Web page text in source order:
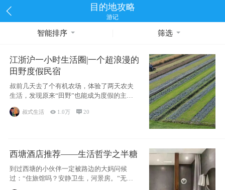
目的地攻略
游记
智能排序 筛选
江浙沪一小时生活圈|一个超浪漫的
田野度假民宿
叔前几天去了个有机农场，体验了两天农夫
生活，发现原来“田野”也能成为度假的主旋
律。江
叔式生活  1.0万 20
西塘酒店推荐——生活哲学之半糖
到过西塘的小伙伴一定被路边的大妈问候
过：“住旅馆吗？安静卫生，河景房。”无意